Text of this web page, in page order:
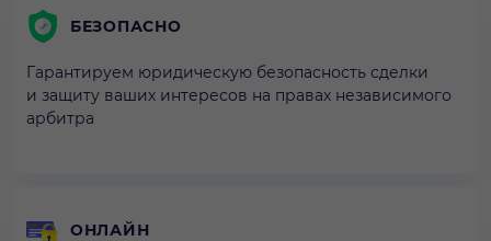
БЕЗОПАСНО
Гарантируем юридическую безопасность сделки
и защиту ваших интересов на правах независимого
арбитра
ОНЛАЙН